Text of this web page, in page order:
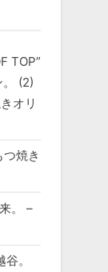
TOP”
。 (2)
オリ
焼き
。 –
谷。